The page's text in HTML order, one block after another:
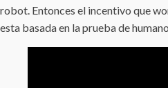
robot. Entonces el incentivo que
esta basada en la prueba de